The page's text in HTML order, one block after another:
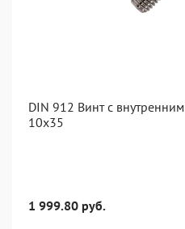
DIN 912 Винт с
10х35
1 999.80 руб.